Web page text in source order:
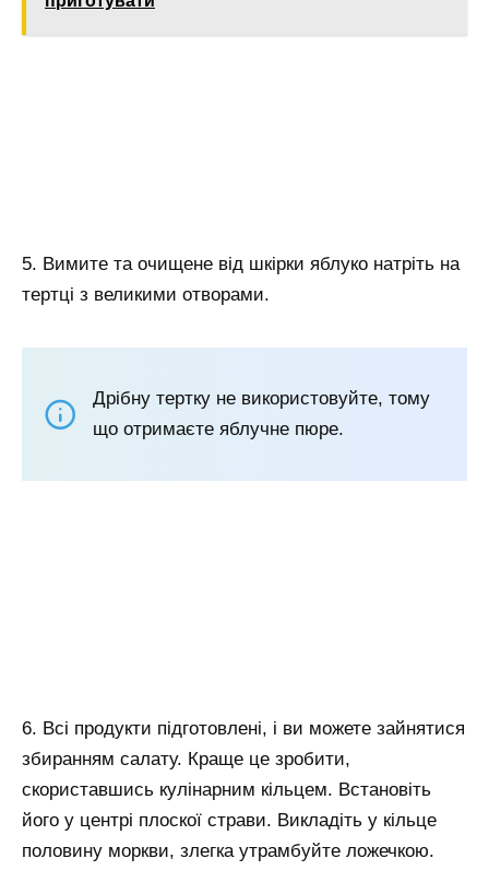
5. Вимите та очищене від шкірки яблуко натріть на
тертці з великими отворами.
Дрібну тертку не використовуйте, тому
що отримаєте яблучне пюре.
6. Всі продукти підготовлені, і ви можете зайнятися
збиранням салату. Краще це зробити,
скориставшись кулінарним кільцем. Встановіть
його у центрі плоскої страви. Викладіть у кільце
половину моркви, злегка утрамбуйте ложечкою.